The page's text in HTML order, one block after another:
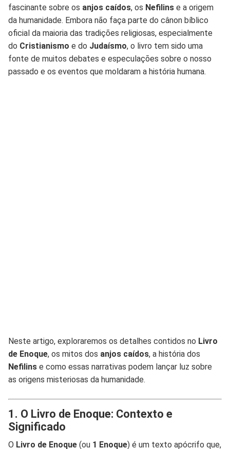
fascinante sobre os anjos caídos, os Nefilinse a origem
da humanidade. Embora não faça parte do cânon bíblico
oficial da maioria das tradições religiosas, especialmente
do Cristianismo e do Judaísmo, o livro tem sido uma
fonte de muitos debates e especulações sobre o nosso
passado e os eventos que moldaram a história humana.
Neste artigo, exploraremos os detalhes contidos no Livro
de Enoque, os mitos dos anjos caídos, a história dos
Nefilinse como essas narrativas podem lançar luz sobre
as origens misteriosas da humanidade.
1. O Livro de Enoque: Contexto e
Significado
O Livro de Enoque(ou 1 Enoque) é um texto apócrifo que,